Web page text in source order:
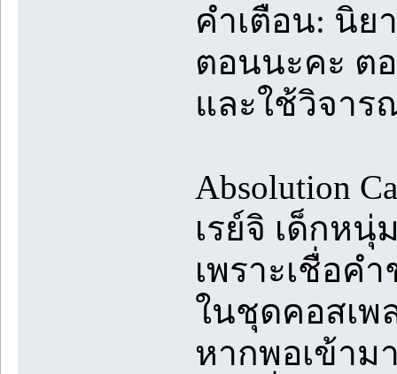
คำเตือน: นิย
ตอนนะคะ ต
และใช้วิจา
Absolution
เรย์จิ เด็กห
เพราะเชื่อค
ในชุดคอสเพ
หากพอเข้า